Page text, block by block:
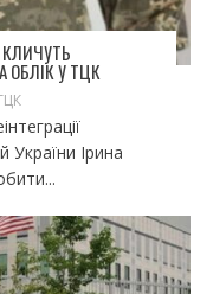
КЛИЧУТЬ
ОБЛІК У ТЦК
України Ірина